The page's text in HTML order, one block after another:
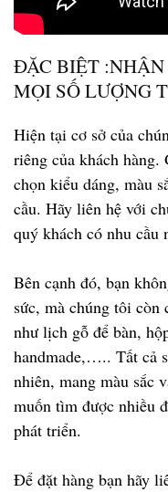
ĐẶC BIỆT :NHẬN
MỌI SỐ LƯỢNG
Hiện tại cơ sở của
riêng của khách
chọn kiểu dáng, màu
cầu. Hãy liên hệ với
quý khách có nhu cầu
Bên cạnh đó, bạn
sức, mà chúng tôi còn
như lịch gỗ để bàn,
handmade,….. Tất cả
nhiên, mang màu sắc
muốn tìm được nhiều
phát triển.
Để đặt hàng bạn hãy